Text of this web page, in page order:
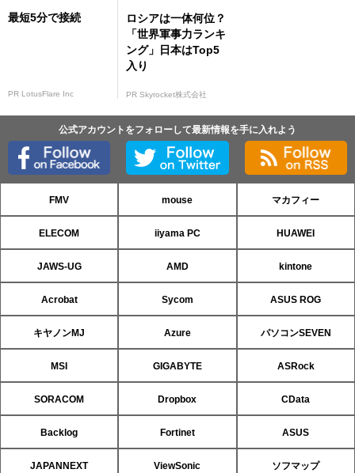
最短5分で接続
PR LotusFlare Inc
ロシアは一体何位？
「世界軍事力ランキ
ング」日本はTop5
入り
PR Skyrocket株式会社
公式アカウントをフォローして最新情報を手に入れよう
FMV mouse マカフィー
ELECOM iiyama PC HUAWEI
JAWS-UG AMD kintone
Acrobat Sycom ASUS ROG
キヤノンMJ Azure パソコンSEVEN
MSI GIGABYTE ASRock
SORACOM Dropbox CData
Backlog Fortinet ASUS
JAPANNEXT ViewSonic ソフマップ